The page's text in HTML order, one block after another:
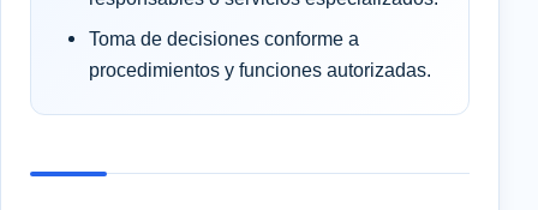
Toma de decisiones conforme a
procedimientos y funciones autorizadas.